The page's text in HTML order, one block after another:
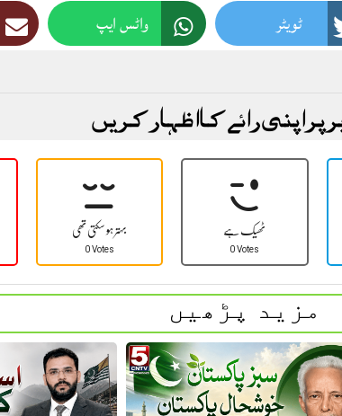
ٹویٹر واٹس ایپ
اپنی رائے کا اظہار کریں
بہتر ہو سکتی تھی
0 Votes
ٹھیک ہے
0 Votes
مزید پڑھیں